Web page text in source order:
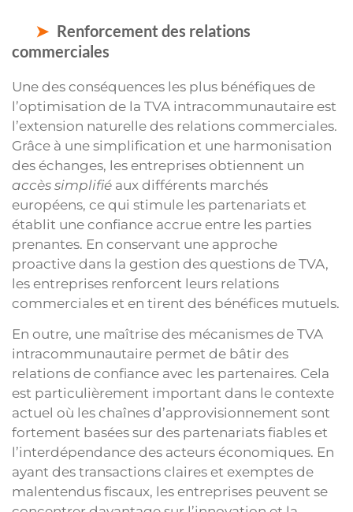
Renforcement des relations
commerciales
Une des conséquences les plus bénéfiques de
l’optimisation de la TVA intracommunautaire est
l’extension naturelle des relations commerciales.
Grâce à une simplification et une harmonisation
des échanges, les entreprises obtiennent un
accès simplifié aux différents marchés
européens, ce qui stimule les partenariats et
établit une confiance accrue entre les parties
prenantes. En conservant une approche
proactive dans la gestion des questions de TVA,
les entreprises renforcent leurs relations
commerciales et en tirent des bénéfices mutuels.
En outre, une maîtrise des mécanismes de TVA
intracommunautaire permet de bâtir des
relations de confiance avec les partenaires. Cela
est particulièrement important dans le contexte
actuel où les chaînes d’approvisionnement sont
fortement basées sur des partenariats fiables et
l’interdépendance des acteurs économiques. En
ayant des transactions claires et exemptes de
malentendus fiscaux, les entreprises peuvent se